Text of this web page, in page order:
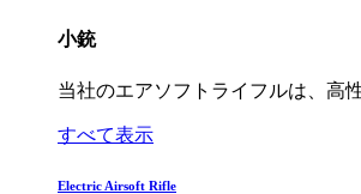
小銃
当社のエアソフトライフルは、高
すべて表示
Electric Airsoft Rifle